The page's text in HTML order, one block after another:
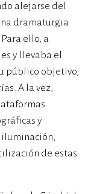
alejarse del
dramaturgia
ello, a
y llevaba el
público objetivo,
A la vez,
y
iluminación,
de estas